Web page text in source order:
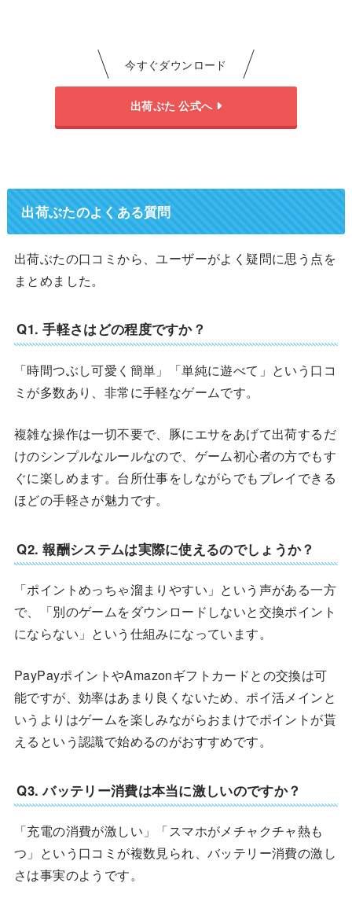
今すぐダウンロード
出荷ぶた 公式へ
出荷ぶたのよくある質問
出荷ぶたの口コミから、ユーザーがよく疑問に思う点を
まとめました。
Q1. 手軽さはどの程度ですか？
「時間つぶし可愛く簡単」「単純に遊べて」という口コ
ミが多数あり、非常に手軽なゲームです。
複雑な操作は一切不要で、豚にエサをあげて出荷するだ
けのシンプルなルールなので、ゲーム初心者の方でもす
ぐに楽しめます。台所仕事をしながらでもプレイできる
ほどの手軽さが魅力です。
Q2. 報酬システムは実際に使えるのでしょうか？
「ポイントめっちゃ溜まりやすい」という声がある一方
で、「別のゲームをダウンロードしないと交換ポイント
にならない」という仕組みになっています。
PayPayポイントやAmazonギフトカードとの交換は可
能ですが、効率はあまり良くないため、ポイ活メインと
いうよりはゲームを楽しみながらおまけでポイントが貰
えるという認識で始めるのがおすすめです。
Q3. バッテリー消費は本当に激しいのですか？
「充電の消費が激しい」「スマホがメチャクチャ熱も
つ」という口コミが複数見られ、バッテリー消費の激し
さは事実のようです。